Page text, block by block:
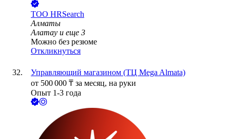
ТОО HRSearch
Алматы
Алатау и еще 3
Можно без резюме
Откликнуться
Управляющий магазином (ТЦ Mega Almata)
от 500 000 ₸ за месяц, на руки
Опыт 1-3 года